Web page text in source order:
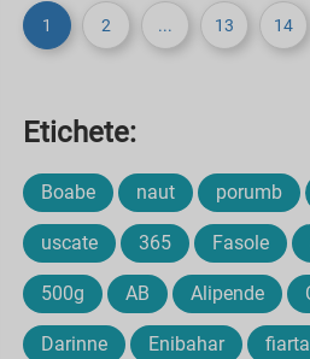
1 2 ... 13 14
Etichete:
Boabe naut porumb
uscate 365 Fasole
500g AB Alipende
Darinne Enibahar fiarta